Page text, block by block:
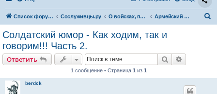
Список форумов Сослуживцы.ру О войсках, полках, частях... Армейский юмор
Солдатский юмор - Как ходим, так и
говорим!!! Часть 2.
Ответить Поиск
1 сообщение • Страница 1 из 1
berdck